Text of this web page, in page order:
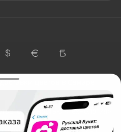
цветов в Самаре
«Технология»